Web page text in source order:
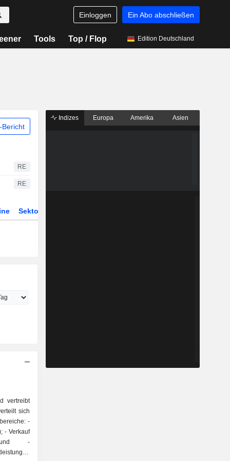
Einloggen Ein Abo abschließen
Tools Top / Flop Edition Deutschland
Bericht
RE
RE
Sektor
vertreibt
sich
-
und -
Indizes Europa Amerika Asien